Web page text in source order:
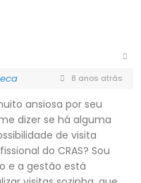
8 anos atrás
ansiosa por seu
dizer se há alguma
de visita
do CRAS? Sou
e a gestão está